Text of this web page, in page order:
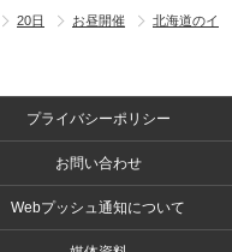
20日 お昼開催
北海道のイ
プライバシーポリシー
お問い合わせ
Webプッシュ通知について